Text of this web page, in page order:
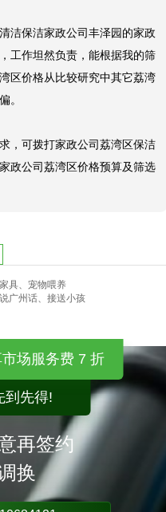
洁保洁家政公司丰泽园的家政
工作坦然负责，能根据我的筛
区价格从比较研究中其它荔湾
。
，可拨打家政公司荔湾区保洁
政公司荔湾区价格预算及筛选
具、宠物喂养
广州话、接送小孩
场服务费 7 折
到先得!
再签约
换